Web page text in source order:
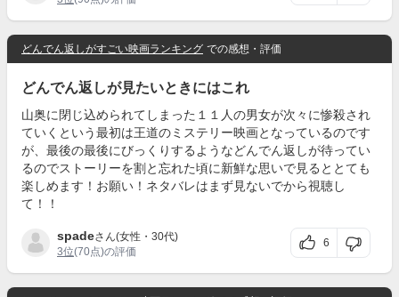
どんでん返しがすごい映画ランキング での感想・評価
どんでん返しが見たいときにはこれ
山奥に閉じ込められてしまった１１人の男女が次々に惨殺され
ていくという最初は王道のミステリー映画となっているのです
が、最後の最後にびっくりするようなどんでん返しが待ってい
るのでストーリーを割と忘れた頃に新鮮な思いで見るととても
楽しめます！お願い！ネタバレはまず見ないでから視聴し
て！！
spadeさん(女性・30代)
3位(70点)の評価
6